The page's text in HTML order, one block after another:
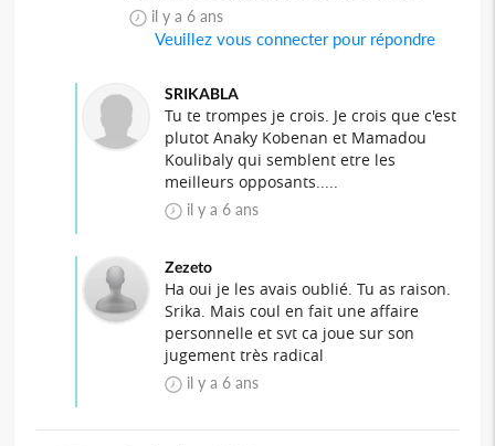
il y a 6 ans
Veuillez vous connecter pour répondre
SRIKABLA
Tu te trompes je crois. Je crois que c'est
plutot Anaky Kobenan et Mamadou
Koulibaly qui semblent etre les
meilleurs opposants.....
il y a 6 ans
Zezeto
Ha oui je les avais oublié. Tu as raison.
Srika. Mais coul en fait une affaire
personnelle et svt ca joue sur son
jugement très radical
il y a 6 ans